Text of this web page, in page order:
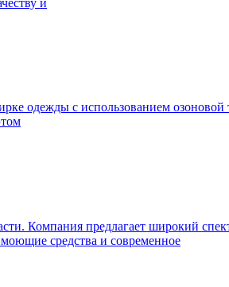
одежды с использованием озоновой
Компания предлагает широкий
средства и современное